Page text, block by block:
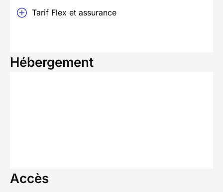
Tarif Flex et assurance
Hébergement
Accès